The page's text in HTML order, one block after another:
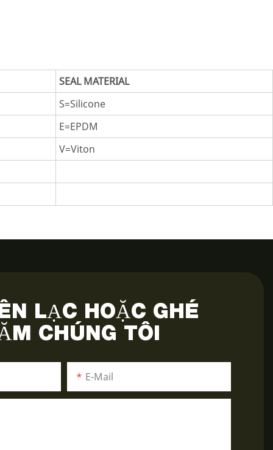
SEAL MATERIAL
S=Silicone
E=EPDM
V=Viton
LẠC HOẶC GHÉ
CHÚNG TÔI
E-Mail